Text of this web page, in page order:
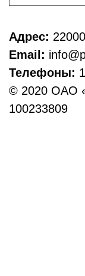
Адрес:
Email:
Телефоны:
© 2020 ОАО
100233809